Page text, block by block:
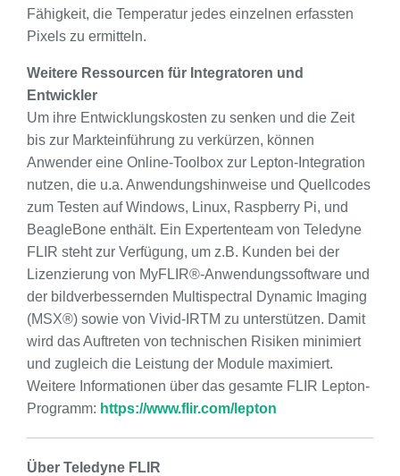
Fähigkeit, die Temperatur jedes einzelnen erfassten
Pixels zu ermitteln.
Weitere Ressourcen für Integratoren und
Entwickler
Um ihre Entwicklungskosten zu senken und die Zeit
bis zur Markteinführung zu verkürzen, können
Anwender eine Online-Toolbox zur Lepton-Integration
nutzen, die u.a. Anwendungshinweise und Quellcodes
zum Testen auf Windows, Linux, Raspberry Pi, und
BeagleBone enthält. Ein Expertenteam von Teledyne
FLIR steht zur Verfügung, um z.B. Kunden bei der
Lizenzierung von MyFLIR®-Anwendungssoftware und
der bildverbessernden Multispectral Dynamic Imaging
(MSX®) sowie von Vivid-IRTM zu unterstützen. Damit
wird das Auftreten von technischen Risiken minimiert
und zugleich die Leistung der Module maximiert.
Weitere Informationen über das gesamte FLIR Lepton-
Programm: https://www.flir.com/lepton
Über Teledyne FLIR